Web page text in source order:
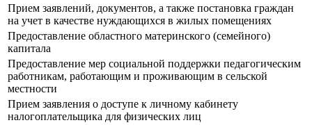
Прием заявлений, документов, а также постановка граждан
на учет в качестве нуждающихся в жилых помещениях
Предоставление областного материнского (семейного)
капитала
Предоставление мер социальной поддержки педагогическим
работникам, работающим и проживающим в сельской
местности
Прием заявления о доступе к личному кабинету
налогоплательщика для физических лиц